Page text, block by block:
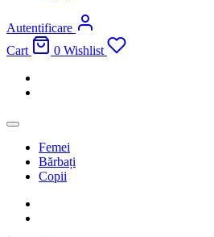
Autentificare
Cart
0 Wishlist
Femei
Bărbați
Copii